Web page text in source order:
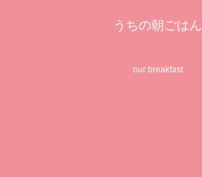
うちの朝ごはん
our breakfast